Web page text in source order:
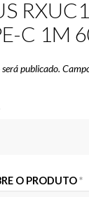
C 1M
publicado.
O PRODUTO*